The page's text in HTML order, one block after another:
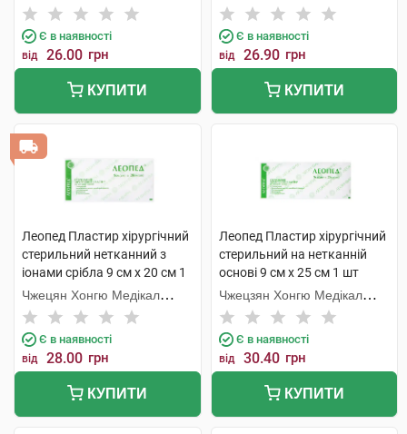
Є в наявності
від 26.00 грн
КУПИТИ
Є в наявності
від 26.90 грн
КУПИТИ
Леопед Пластир хірургічний
стерильний нетканний з
іонами срібла 9 см х 20 см 1
шт
Чжецян Хонгю Медікал
Коммодіті
Є в наявності
від 28.00 грн
КУПИТИ
Леопед Пластир хірургічний
стерильний на нетканній
основі 9 см х 25 см 1 шт
Чжецзян Хонгю Медікал
Коммодіті
Є в наявності
від 30.40 грн
КУПИТИ